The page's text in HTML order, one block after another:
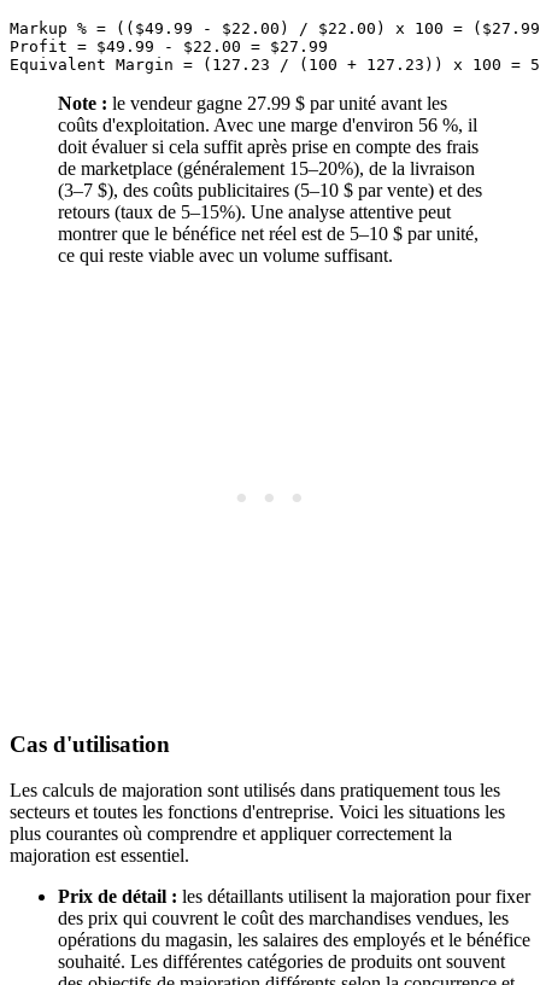
Markup % = (($49.99 - $22.00) / $22.00) x 100 =
Profit = $49.99 - $22.00 = $27.99
Note : le vendeur gagne 27.99 $ par unité avant les
coûts d'exploitation. Avec une marge d'environ 56 %, il
doit évaluer si cela suffit après prise en compte des frais
de marketplace (généralement 15–20%), de la livraison
(3–7 $), des coûts publicitaires (5–10 $ par vente) et des
retours (taux de 5–15%). Une analyse attentive peut
montrer que le bénéfice net réel est de 5–10 $ par unité,
ce qui reste viable avec un volume suffisant.
Cas d'utilisation
Les calculs de majoration sont utilisés dans pratiquement tous les
secteurs et toutes les fonctions d'entreprise. Voici les situations les
plus courantes où comprendre et appliquer correctement la
majoration est essentiel.
Prix de détail : les détaillants utilisent la majoration pour fixer
des prix qui couvrent le coût des marchandises vendues, les
opérations du magasin, les salaires des employés et le bénéfice
souhaité. Les différentes catégories de produits ont souvent